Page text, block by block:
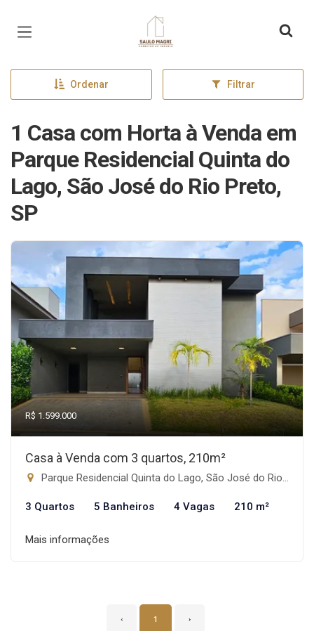
Página inicial
Ordenar Filtrar
1 Casa com Horta à Venda em
Parque Residencial Quinta do
Lago, São José do Rio Preto,
SP
R$ 1.599.000
Casa à Venda com 3 quartos, 210m²
Parque Residencial Quinta do Lago, São José do Rio Preto-SP
3 Quartos 5 Banheiros 4 Vagas 210 m²
Mais informações
‹ 1 ›